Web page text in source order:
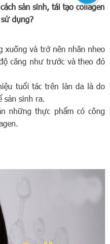
sản sinh, tái tạo collagen
dụng?
xuống và trở nên nhăn nheo
căng như trước và theo đó
tuổi tác trên làn da là do
sản sinh ra.
những thực phẩm có công